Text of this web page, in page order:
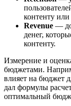
контенту или
Revenue —
денег,
контенту.
Измерение и
бюджетами.
влияет на бюджет
дал формулы
оптимальный